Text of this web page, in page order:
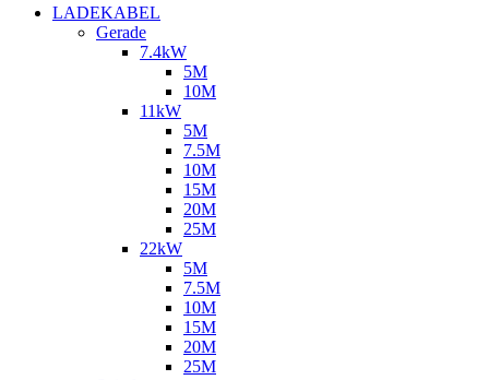
LADEKABEL
Gerade
7.4kW
5M
10M
11kW
5M
7.5M
10M
15M
20M
25M
22kW
5M
7.5M
10M
15M
20M
25M